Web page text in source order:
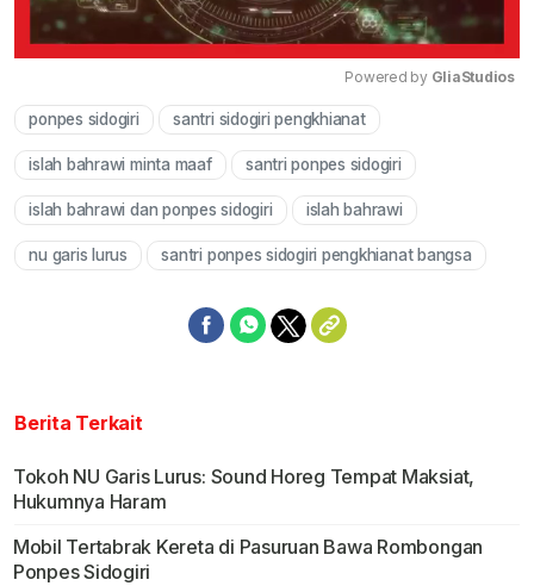
Powered by GliaStudios
ponpes sidogiri santri sidogiri pengkhianat
islah bahrawi minta maaf santri ponpes sidogiri
islah bahrawi dan ponpes sidogiri islah bahrawi
nu garis lurus santri ponpes sidogiri pengkhianat bangsa
Berita Terkait
Tokoh NU Garis Lurus: Sound Horeg Tempat Maksiat,
Hukumnya Haram
Mobil Tertabrak Kereta di Pasuruan Bawa Rombongan
Ponpes Sidogiri